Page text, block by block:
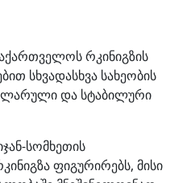
რკინიგზის
სხვადასხვა სახეობის
და სტაბილური
სომხეთის
ფიგურირებს, მისი